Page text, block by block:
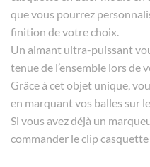
que vous pourrez
finition de votre choix.
Un aimant ultra-puissant
tenue de l’ensemble lors de
Grâce à cet objet unique,
en marquant vos balles sur
Si vous avez déjà un
commander le clip